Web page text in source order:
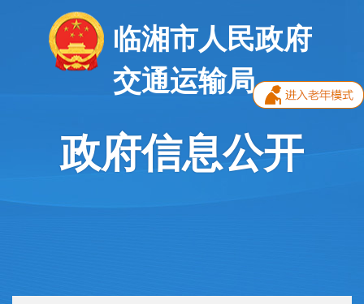
临湘市人民政府
交通运输局
政府信息公开